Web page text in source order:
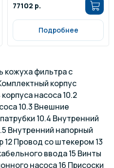
77102 р.
Подробнее
кожуха фильтра с
корпус
насоса 10.2
10.3 Внешние
10.4 Внутренний
Внутренний напорный
12 Провод со штекером 13
ввода 15 Винты
насоса 16 Присоски